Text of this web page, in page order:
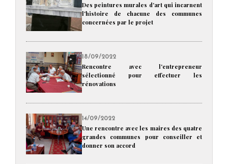
Des peintures murales d'art qui incarnent
l'histoire de chacune des communes
concernées par le projet
18/09/2022
Rencontre avec l'entrepreneur
sélectionné pour effectuer les
rénovations
14/09/2022
Une rencontre avec les maires des quatre
grandes communes pour conseiller et
donner son accord